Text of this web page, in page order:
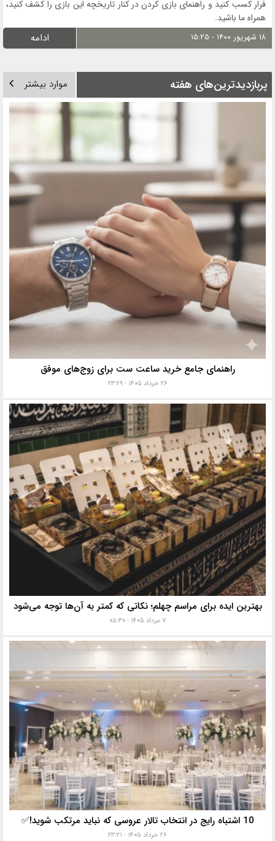
فرار کسب کنید و راهنمای بازی کردن در کنار تاریخچه این بازی را کشف کنید،
همراه ما باشید.
۱۸ شهریور ۱۴۰۰ - ۱۵:۲۵ ادامه
پربازدیدترین‌های هفته موارد بیشتر
راهنمای جامع خرید ساعت ست برای زوج‌های موفق
۲۶ خرداد ۱۴۰۵ - ۲۳:۲۹
بهترین ایده برای مراسم چهلم؛ نکاتی که کمتر به آن‌ها توجه می‌شود
۷ مرداد ۱۴۰۵ - ۰۵:۳۰
10 اشتباه رایج در انتخاب تالار عروسی که نباید مرتکب شوید!✅
۲۶ خرداد ۱۴۰۵ - ۲۳:۲۱